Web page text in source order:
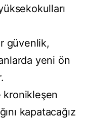
güvenlik,
yeni ön
kronikleşen
kapatacağız